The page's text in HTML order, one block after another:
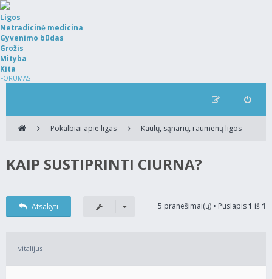
Ligos
Netradicinė medicina
Gyvenimo būdas
Grožis
Mityba
Kita
FORUMAS
Pokalbiai apie ligas Kaulų, sąnarių, raumenų ligos
KAIP SUSTIPRINTI CIURNA?
Atsakyti 5 pranešimai(ų) • Puslapis1 iš1
vitalijus